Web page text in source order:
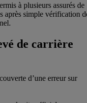
à plusieurs assurés de
après simple vérification
de carrière
d’une erreur sur